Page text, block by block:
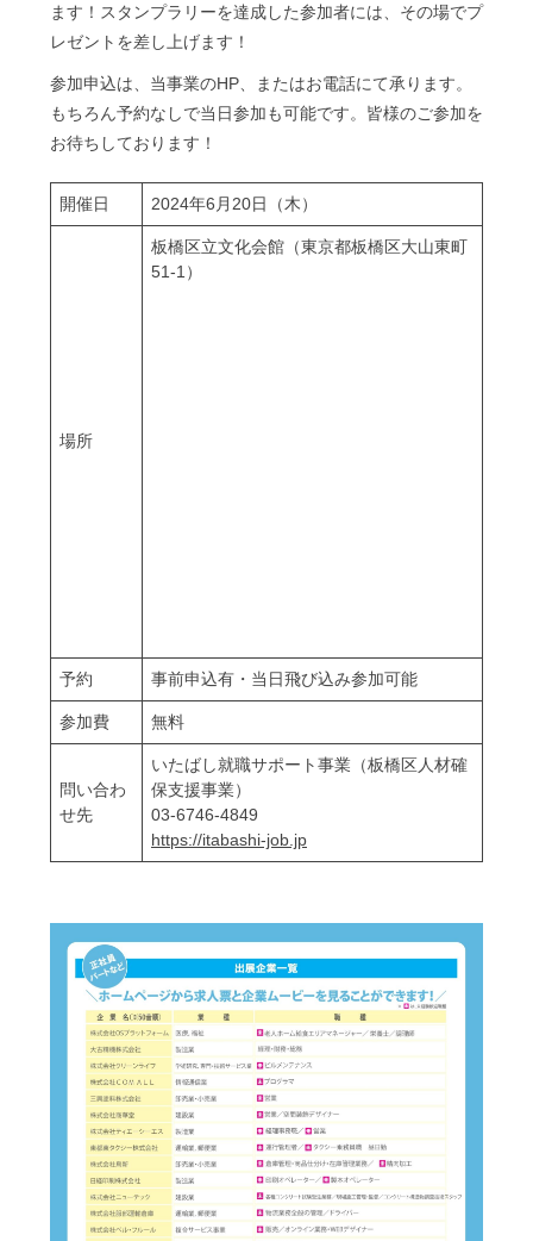
ます！スタンプラリーを達成した参加者には、その場でプ
レゼントを差し上げます！
参加申込は、当事業のHP、またはお電話にて承ります。
もちろん予約なしで当日参加も可能です。皆様のご参加を
お待ちしております！
開催日 2024年6月20日（木）
場所
板橋区立文化会館（東京都板橋区大山東町
51-1）
予約 事前申込有・当日飛び込み参加可能
参加費 無料
問い合わ
せ先
いたばし就職サポート事業（板橋区人材確
保支援事業）
03-6746-4849
https://itabashi-job.jp